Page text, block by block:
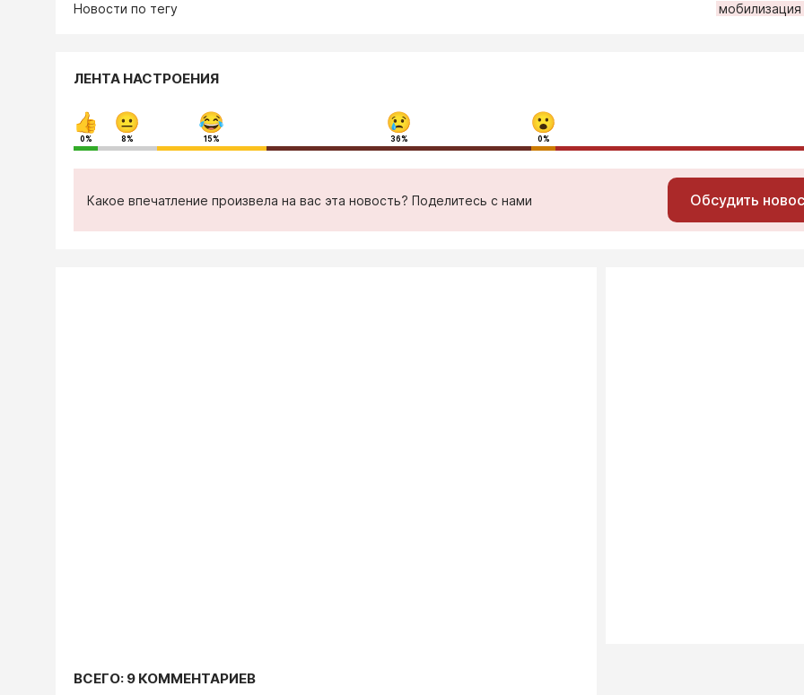
Новости по тегу мобилизация
ЛЕНТА НАСТРОЕНИЯ
0% 8% 15% 36% 0%
Какое впечатление произвела на вас эта новость? Поделитесь с нами Обсудить
ВСЕГО: 9 КОММЕНТАРИЕВ